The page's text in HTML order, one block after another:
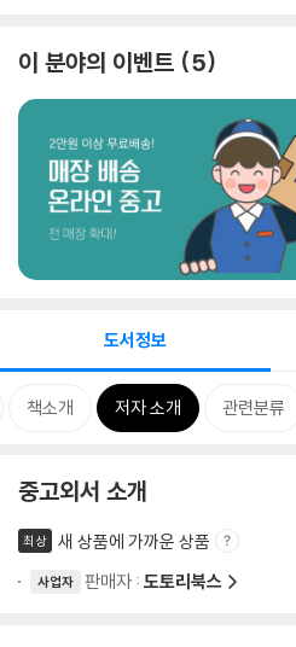
이 분야의 이벤트 5
도서정보
책소개 저자 소개 관련분류
중고외서 소개
최상 새 상품에 가까운 상품
사업자 판매자 : 도토리북스